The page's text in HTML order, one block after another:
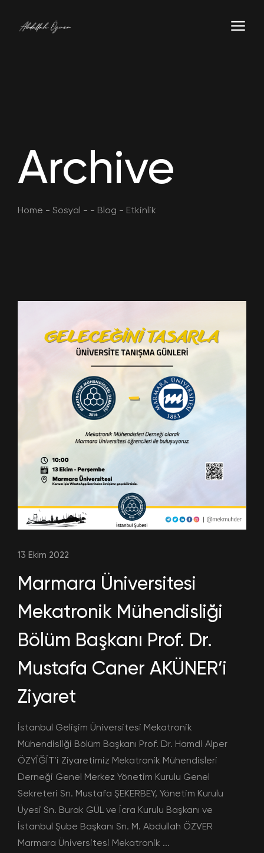
Archive
Home - Sosyal - - Blog - Etkinlik
13 Ekim 2022
Marmara Üniversitesi
Mekatronik Mühendisliği
Bölüm Başkanı Prof. Dr.
Mustafa Caner AKÜNER’i
Ziyaret
İstanbul Gelişim Üniversitesi Mekatronik
Mühendisliği Bölüm Başkanı Prof. Dr. Hamdi Alper
ÖZYİĞİT’i Ziyaretimiz Mekatronik Mühendisleri
Derneği Genel Merkez Yönetim Kurulu Genel
Sekreteri Sn. Mustafa ŞEKERBEY, Yönetim Kurulu
Üyesi Sn. Burak GÜL ve İcra Kurulu Başkanı ve
İstanbul Şube Başkanı Sn. M. Abdullah ÖZVER
Marmara Üniversitesi Mekatronik ...